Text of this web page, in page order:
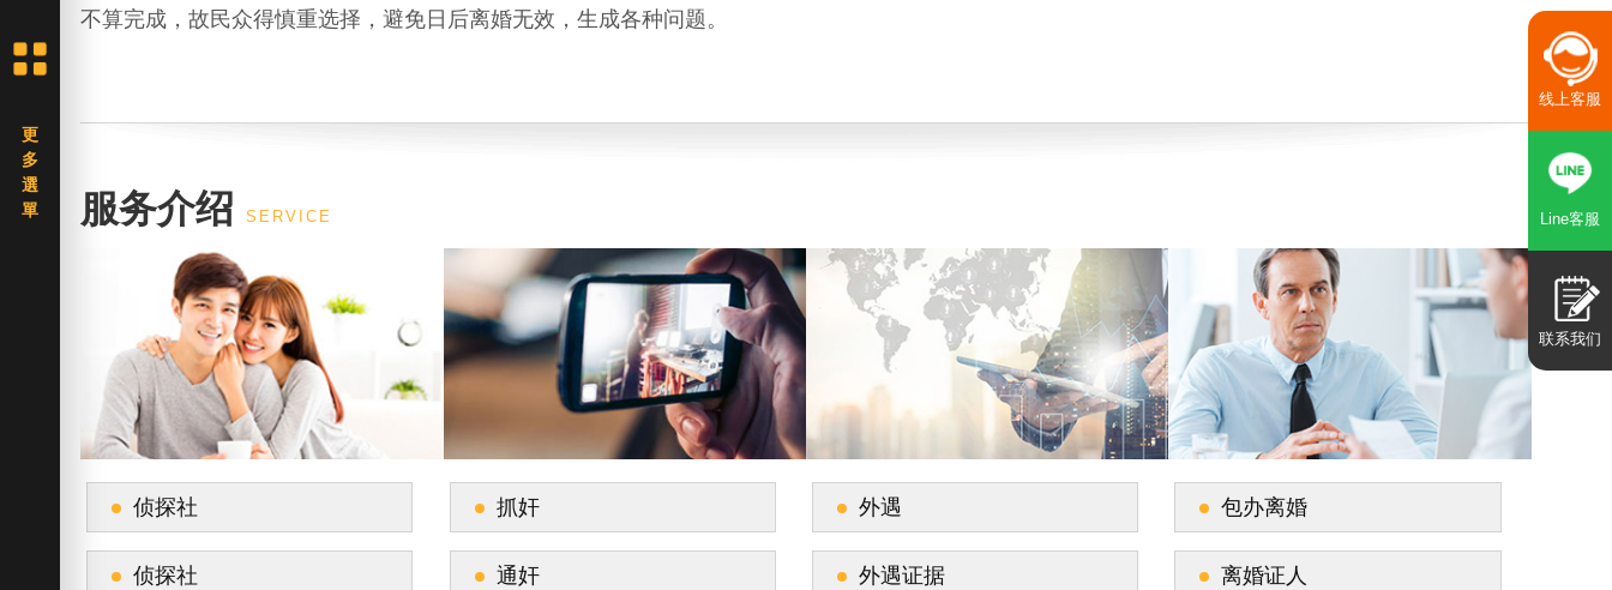
不算完成，故民众得慎重选择，避免日后离婚无效，生成各种问题。
服务介绍 SERVICE
侦探社
侦探社
抓奸
通奸
外遇
外遇证据
包办离婚
离婚证人
线上客服
Line客服
联系我们